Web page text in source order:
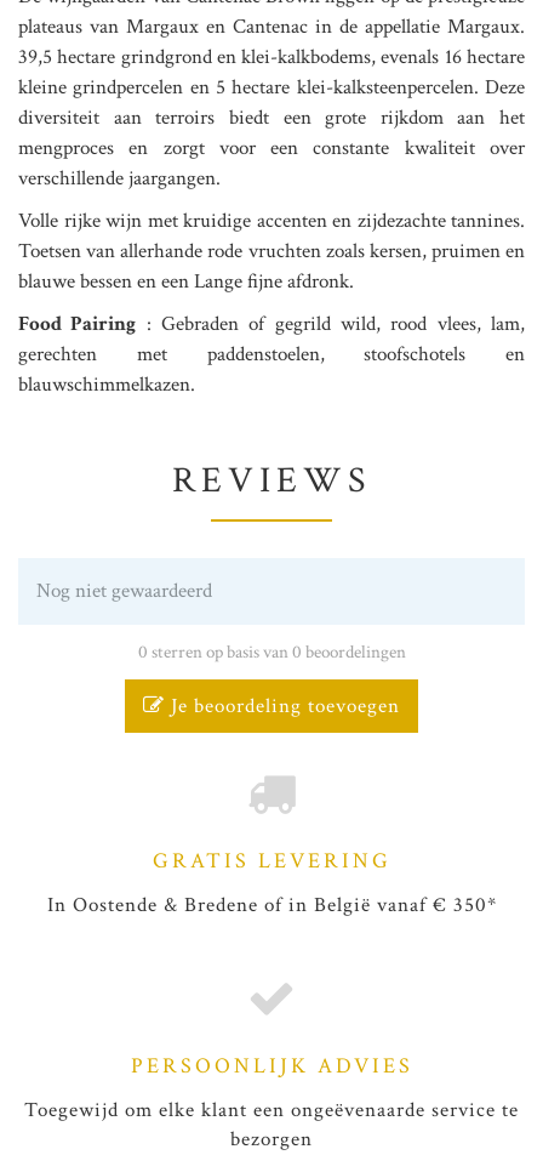
plateaus van Margaux en Cantenac in de appellatie Margaux.
39,5 hectare grindgrond en klei-kalkbodems, evenals 16 hectare
kleine grindpercelen en 5 hectare klei-kalksteenpercelen. Deze
diversiteit aan terroirs biedt een grote rijkdom aan het
mengproces en zorgt voor een constante kwaliteit over
verschillende jaargangen.
Volle rijke wijn met kruidige accenten en zijdezachte tannines.
Toetsen van allerhande rode vruchten zoals kersen, pruimen en
blauwe bessen en een Lange fijne afdronk.
Food Pairing : Gebraden of gegrild wild, rood vlees, lam,
gerechten met paddenstoelen, stoofschotels en
blauwschimmelkazen.
REVIEWS
Nog niet gewaardeerd
0 sterren op basis van 0 beoordelingen
Je beoordeling toevoegen
GRATIS LEVERING
In Oostende & Bredene of in België vanaf € 350*
PERSOONLIJK ADVIES
Toegewijd om elke klant een ongeëvenaarde service te
bezorgen